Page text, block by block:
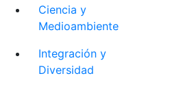
Ciencia y
Medioambiente
Integración y
Diversidad